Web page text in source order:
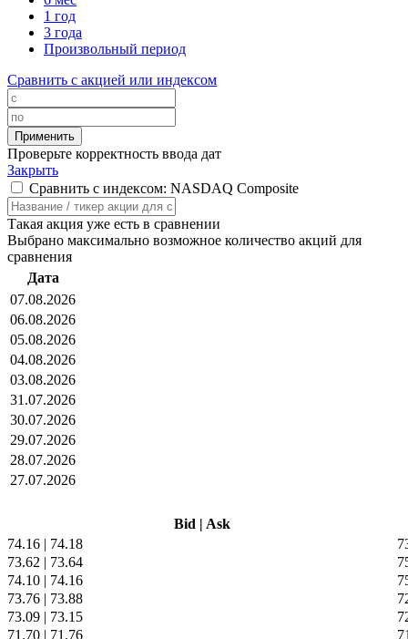
1 год
3 года
Произвольный период
Сравнить с акцией или индексом
Проверьте корректность ввода дат
Закрыть
Сравнить с индексом: NASDAQ Composite
Такая акция уже есть в сравнении
Выбрано максимально возможное количество акций для
сравнения
Дата
07.08.2026
06.08.2026
05.08.2026
04.08.2026
03.08.2026
31.07.2026
30.07.2026
29.07.2026
28.07.2026
27.07.2026
Bid | Ask
74.16 | 74.18
73.62 | 73.64
74.10 | 74.16
73.76 | 73.88
73.09 | 73.15
71.70 | 71.76